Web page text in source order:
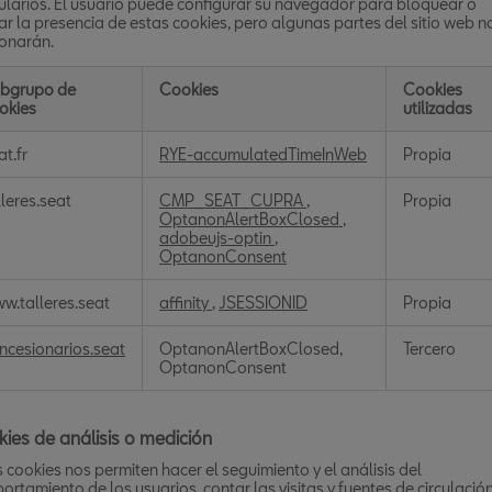
la presencia de estas cookies, pero algunas partes del sitio web
de
Cookies
Cookies
utilizadas
RYE-accumulatedTimeInWeb Propia
CMP_SEAT_CUPRA ,
OptanonAlertBoxClosed ,
adobeujs-optin ,
OptanonConsent
Propia
affinity , JSESSIONID Propia
OptanonAlertBoxClosed,
OptanonConsent
Tercero
de análisis o medición
cookies nos permiten hacer el seguimiento y el análisis del
de los usuarios, contar las visitas y fuentes de